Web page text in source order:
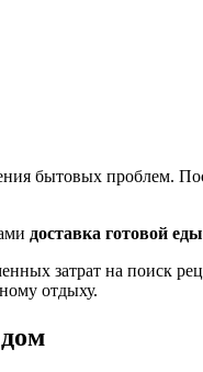
бытовых проблем.
доставка готовой
затрат на поиск
отдыху.